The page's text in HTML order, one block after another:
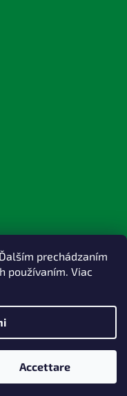
prechádzaním
používaním. Viac
Accettare
i diritti riservati.